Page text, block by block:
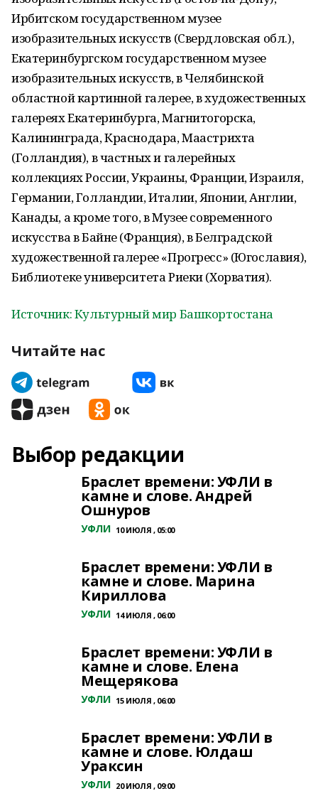
Ирбитском государственном музее
изобразительных искусств (Свердловская обл.),
Екатеринбургском государственном музее
изобразительных искусств, в Челябинской
областной картинной галерее, в художественных
галереях Екатеринбурга, Магнитогорска,
Калининграда, Краснодара, Маастрихта
(Голландия), в частных и галерейных
коллекциях России, Украины, Франции, Израиля,
Германии, Голландии, Италии, Японии, Англии,
Канады, а кроме того, в Музее современного
искусства в Байне (Франция), в Белградской
художественной галерее «Прогресс» (Югославия),
Библиотеке университета Риеки (Хорватия).
Источник: Культурный мир Башкортостана
Читайте нас
Выбор редакции
Браслет времени: УФЛИ в
камне и слове. Андрей
Ошнуров
УФЛИ 10 ИЮЛЯ , 05:00
Браслет времени: УФЛИ в
камне и слове. Марина
Кириллова
УФЛИ 14 ИЮЛЯ , 06:00
Браслет времени: УФЛИ в
камне и слове. Елена
Мещерякова
УФЛИ 15 ИЮЛЯ , 06:00
Браслет времени: УФЛИ в
камне и слове. Юлдаш
Ураксин
УФЛИ 20 ИЮЛЯ , 09:00